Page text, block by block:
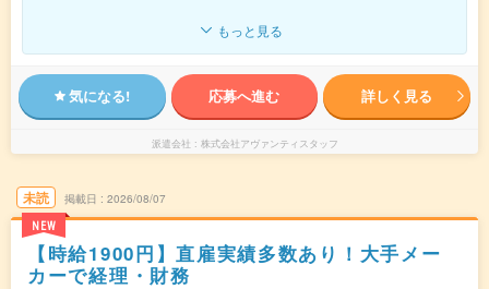
もっと見る
気になる! 応募へ進む 詳しく見る
派遣会社 株式会社アヴァンティスタッフ
未読
NEW
掲載日 2026/08/07
【時給1900円】直雇実績多数あり！大手メー
カーで経理・財務